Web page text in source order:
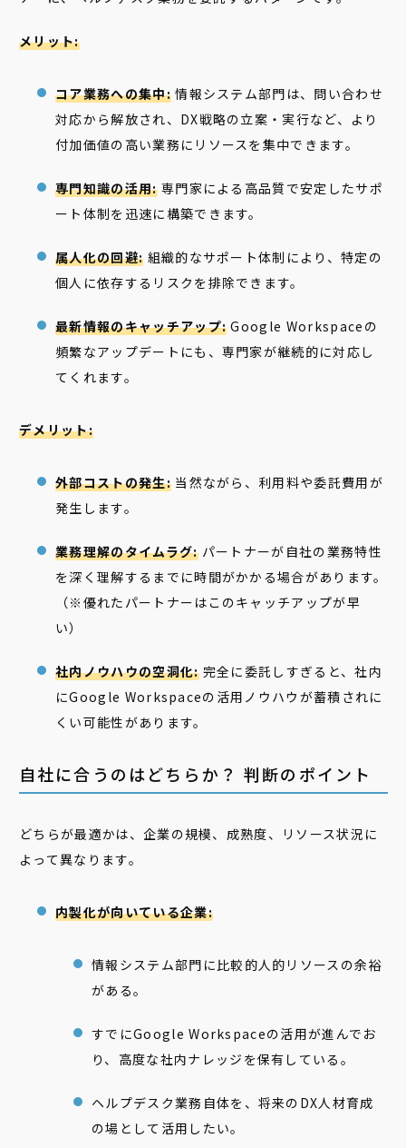
メリット:
コア業務への集中:情報システム部門は、問い合わせ
対応から解放され、DX戦略の立案・実行など、より
付加価値の高い業務にリソースを集中できます。
専門知識の活用:専門家による高品質で安定したサポ
ート体制を迅速に構築できます。
属人化の回避: 組織的なサポート体制により、特定の
個人に依存するリスクを排除できます。
最新情報のキャッチアップ: Google Workspaceの
頻繁なアップデートにも、専門家が継続的に対応し
てくれます。
デメリット:
外部コストの発生:当然ながら、利用料や委託費用が
発生します。
業務理解のタイムラグ:パートナーが自社の業務特性
を深く理解するまでに時間がかかる場合があります。
（※優れたパートナーはこのキャッチアップが早
い）
社内ノウハウの空洞化:完全に委託しすぎると、社内
にGoogle Workspaceの活用ノウハウが蓄積されに
くい可能性があります。
自社に合うのはどちらか？ 判断のポイント
どちらが最適かは、企業の規模、成熟度、リソース状況に
よって異なります。
内製化が向いている企業:
情報システム部門に比較的人的リソースの余裕
がある。
すでにGoogle Workspaceの活用が進んでお
り、高度な社内ナレッジを保有している。
ヘルプデスク業務自体を、将来のDX人材育成
の場として活用したい。